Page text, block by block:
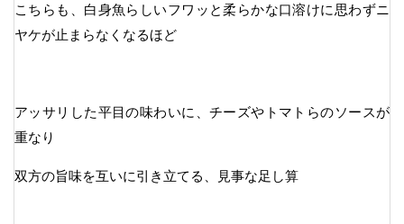
こちらも、白身魚らしいフワッと柔らかな口溶けに思わずニ
ヤケが止まらなくなるほど
アッサリした平目の味わいに、チーズやトマトらのソースが
重なり
双方の旨味を互いに引き立てる、見事な足し算